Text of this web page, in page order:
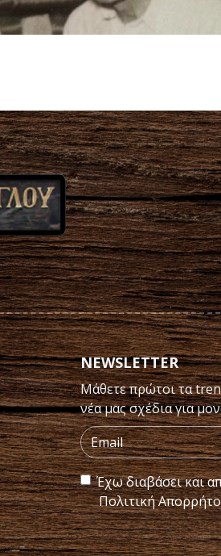
NEWSLETTER
Μάθετε πρώτοι τα
νέα μας σχέδια για
Έχω διαβάσει και
Πολιτική